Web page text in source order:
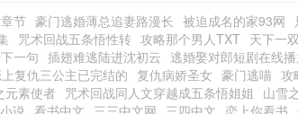
节 豪门逃婚薄总追妻路漫长 被迫成名的家93网
咒术回战五条悟性转 攻略那个男人TXT 天下一
一句 插翅难逃陆进沈初云 逃婚娶对郎短剧在线
复仇三公主已完结的 复仇病娇圣女 豪门逃喵 攻
元素使者 咒术回战同人文穿越成五条悟姐姐 山雪
说 看书中文 三三中文网 三四中文 恋上你看书